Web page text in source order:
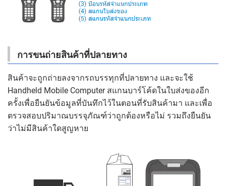
การขนถ่ายสินค้าที่ปลายทาง
สินค้าจะถูกถ่ายลงจากรถบรรทุกที่ปลายทาง และจะใช้
Handheld Mobile Computer สแกนบาร์โค้ดในใบส่งของอีก
ครั้งเพื่อยืนยันข้อมูลที่บันทึกไว้ในตอนที่รับสินค้ามา และเพื่อ
ตรวจสอบปริมาณบรรจุภัณฑ์ว่าถูกต้องหรือไม่ รวมถึงยืนยัน
ว่าไม่มีสินค้าใดสูญหาย